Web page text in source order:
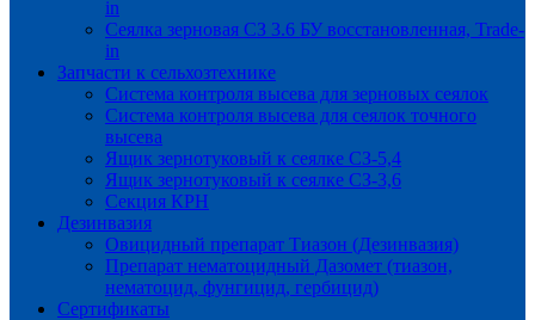
in
Сеялка зерновая СЗ 3.6 БУ восстановленная, Trade-
in
Запчасти к сельхозтехнике
Система контроля высева для зерновых сеялок
Система контроля высева для сеялок точного
высева
Ящик зернотуковый к сеялке СЗ-5,4
Ящик зернотуковый к сеялке СЗ-3,6
Секция КРН
Дезинвазия
Овицидный препарат Тиазон (Дезинвазия)
Препарат нематоцидный Дазомет (тиазон,
нематоцид, фунгицид, гербицид)
Сертификаты